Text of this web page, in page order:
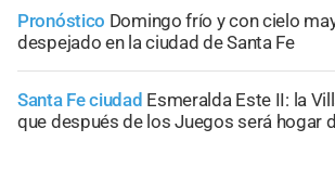
Pronóstico Domingo frío y con cielo
despejado en la ciudad de Santa Fe
Santa Fe ciudad Esmeralda Este II: la
que después de los Juegos será hogar